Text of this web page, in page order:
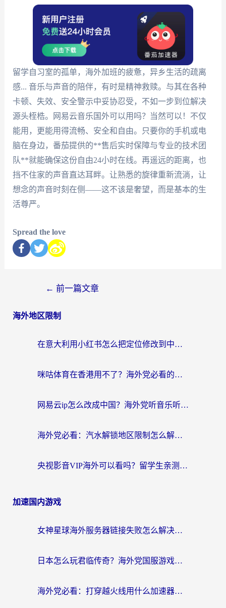
留学自习室的孤单，海外加班的疲惫，异乡生活的疏离
感... 音乐与声音的陪伴，有时是精神救赎。与其在各种
卡顿、失效、安全警示中妥协忍受，不如一步到位解决
源头桎梏。网易云音乐国外可以用吗？当然可以！不仅
能用，更能用得流畅、安全和自由。只要你的手机或电
脑在身边，番茄提供的**售后实时保障与专业的技术团
队**就能确保这份自由24小时在线。再遥远的距离，也
挡不住家的声音直达耳畔。让熟悉的旋律重新流淌，让
想念的声音时刻在侧——这不该是奢望，而是基本的生
活尊严。
Spread the love
← 前一篇文章
海外地区限制
在意大利用小红书怎么把定位修改到中国国内？3个实用技巧+1个靠谱工具帮你搞定
咪咕体育在香港用不了？海外党必看的回国加速器选择指南（附3个真实场景解决方案）
网易云ip怎么改成中国？海外党听音乐听书的无痛解决方案
海外党必看：汽水解锁地区限制怎么解除？3招解决国内影音&生活服务难题
央视影音VIP海外可以看吗？留学生亲测有效的回国加速器选择指南
加速国内游戏
女神星球海外服务器链接失败怎么解决？海外党国服游戏加速避坑指南
日本怎么玩君临传奇？海外党国服游戏加速避坑指南（附菲律宾欧洲玩家实测）
海外党必看：打穿越火线用什么加速器？解决延迟卡顿，还能玩奇妙拼图世界和第五人格